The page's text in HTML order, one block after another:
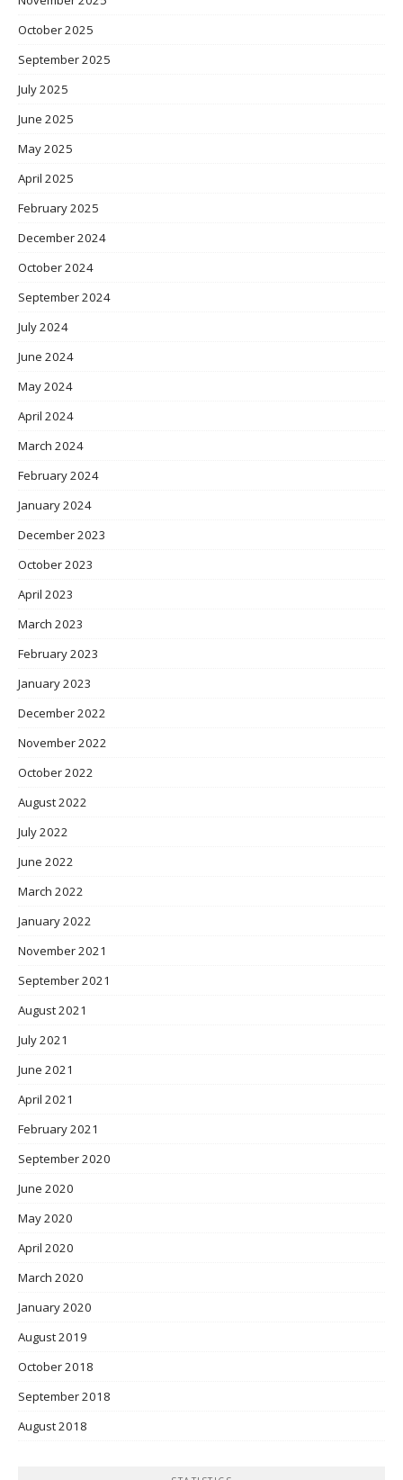
October 2025
September 2025
July 2025
June 2025
May 2025
April 2025
February 2025
December 2024
October 2024
September 2024
July 2024
June 2024
May 2024
April 2024
March 2024
February 2024
January 2024
December 2023
October 2023
April 2023
March 2023
February 2023
January 2023
December 2022
November 2022
October 2022
August 2022
July 2022
June 2022
March 2022
January 2022
November 2021
September 2021
August 2021
July 2021
June 2021
April 2021
February 2021
September 2020
June 2020
May 2020
April 2020
March 2020
January 2020
August 2019
October 2018
September 2018
August 2018